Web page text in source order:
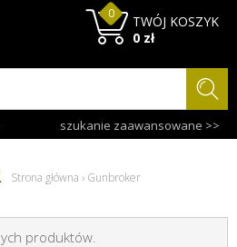
szukanie zaawansowane >>
TWÓJ KOSZYK
0
0 zł
Strona główna › Gunbroker
produktów.